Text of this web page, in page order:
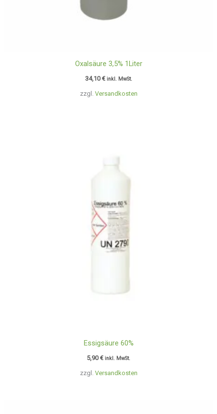
zzgl. Versandkosten
Oxalsäure 3,5% 1Liter
34,10€ inkl. MwSt.
zzgl. Versandkosten
Essigsäure 60%
5,90€ inkl. MwSt.